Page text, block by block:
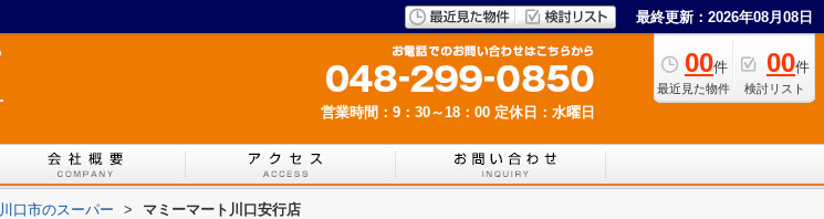
最終更新：2026年08月08日
00件
最近見た物件
00件
検討リスト
営業時間：9：30～18：00 定休日：水曜日
川口市のスーパー > マミーマート川口安行店